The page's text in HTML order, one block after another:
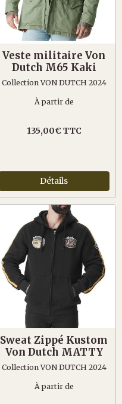
Veste militaire Von
Dutch M65 Kaki
Collection VON DUTCH 2024
À partir de
135,00€ TTC
Détails
Sweat Zippé Kustom
Von Dutch MATTY
Collection VON DUTCH 2024
À partir de